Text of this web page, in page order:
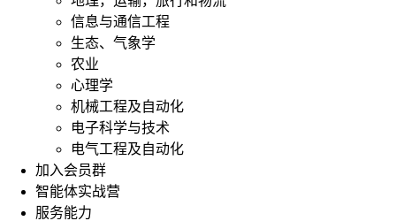
信息与通信工程
生态、气象学
农业
心理学
机械工程及自动化
电子科学与技术
电气工程及自动化
加入会员群
智能体实战营
服务能力